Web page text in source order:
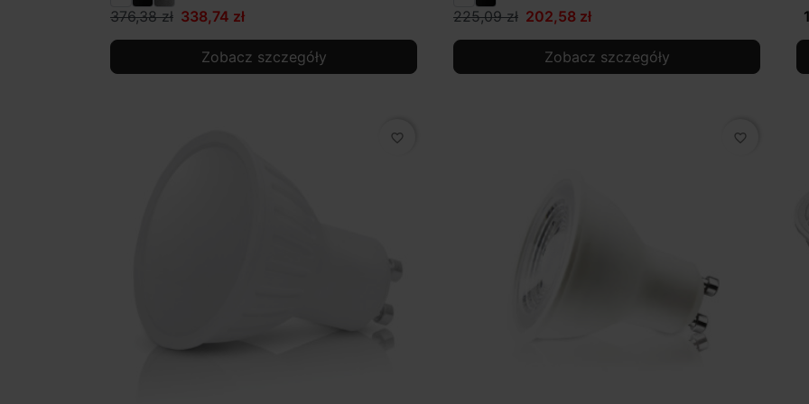
376,38 zł 338,74 zł
Zobacz szczegóły
225,09 zł 202,58 zł
Zobacz szczegóły
favorite_border favorite_border